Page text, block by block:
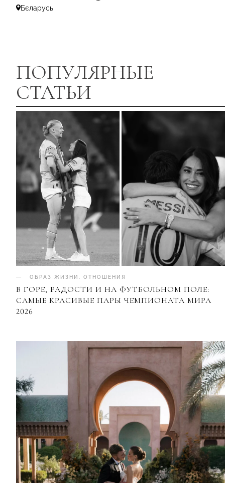
Бєларусь
ПОПУЛЯРНЫЕ
СТАТЬИ
ОБРАЗ ЖИЗНИ ОТНОШЕНИЯ
В ГОРЕ, РАДОСТИ И НА ФУТБОЛЬНОМ ПОЛЕ:
САМЫЕ КРАСИВЫЕ ПАРЫ ЧЕМПИОНАТА МИРА
2026